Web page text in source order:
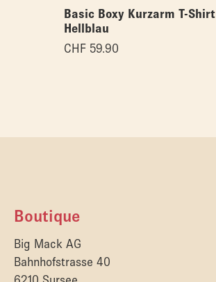
Basic Boxy Kurzarm T-Shirt
Hellblau
CHF 59.90
Boutique
Big Mack AG
Bahnhofstrasse 40